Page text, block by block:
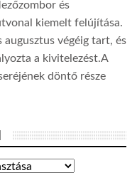
és
kiemelt felújítása.
végéig tart, és
a kivitelezést.A
döntő része